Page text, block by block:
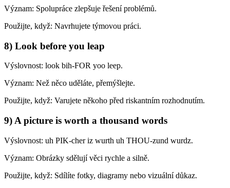
Význam: Spolupráce zlepšuje řešení problémů.
Použijte, když: Navrhujete týmovou práci.
8) Look before you leap
Výslovnost: look bih-FOR yoo leep.
Význam: Než něco uděláte, přemýšlejte.
Použijte, když: Varujete někoho před riskantním rozhodnutím.
9) A picture is worth a thousand words
Výslovnost: uh PIK-cher iz wurth uh THOU-zund wurdz.
Význam: Obrázky sdělují věci rychle a silně.
Použijte, když: Sdílíte fotky, diagramy nebo vizuální důkaz.